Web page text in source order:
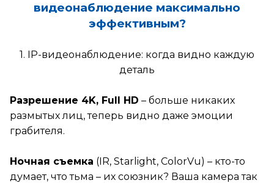
видеонаблюдение максимально
эффективным?
1. IP-видеонаблюдение: когда видно каждую
деталь
Разрешение 4K, Full HD – больше никаких
размытых лиц, теперь видно даже эмоции
грабителя.
Ночная съемка (IR, Starlight, ColorVu) – кто-то
думает, что тьма – их союзник? Ваша камера так